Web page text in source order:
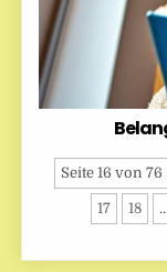
Seite 16 von 76
17 18 ...